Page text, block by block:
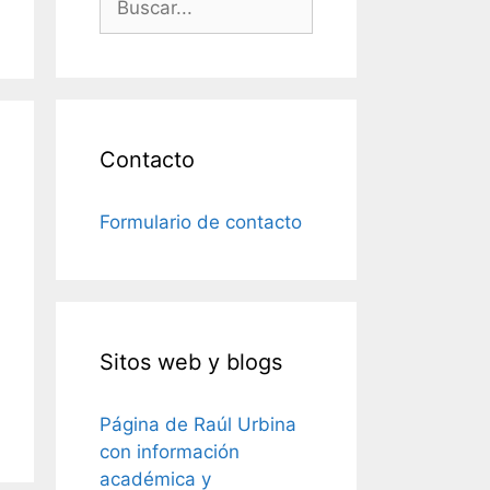
Contacto
Formulario de contacto
Sitos web y blogs
Página de Raúl Urbina
con información
académica y